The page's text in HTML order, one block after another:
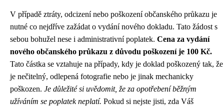
V případě ztráty, odcizení nebo poškození občanského průkazu je
nutné co nejdříve zažádat o vydání nového dokladu. Tato žádost s
sebou bohužel nese i administrativní poplatek. Cena za vydání
nového občanského průkazu z důvodu poškození je 100 Kč.
Tato částka se vztahuje na případy, kdy je doklad poškozený tak, že
je nečitelný, odlepená fotografie nebo je jinak mechanicky
poškozen. Je důležité si uvědomit, že za opotřebení běžným
užíváním se poplatek neplatí. Pokud si nejste jisti, zda Váš